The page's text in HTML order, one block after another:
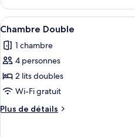
Room
with
View
le
type
de
Deluxe
Single
with
View
Afficher
toutes
les
photos
pour
ce
type
de
1
Chambre Double
1 chambre
4 personnes
2 lits doubles
Wi-Fi gratuit
Plus de détails
Plus